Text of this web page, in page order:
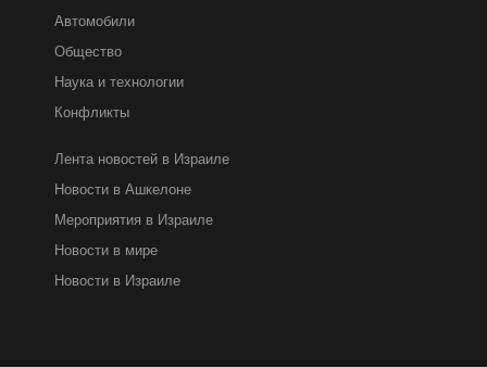
Автомобили
Общество
Наука и технологии
Конфликты
Лента новостей в Израиле
Новости в Ашкелоне
Мероприятия в Израиле
Новости в мире
Новости в Израиле